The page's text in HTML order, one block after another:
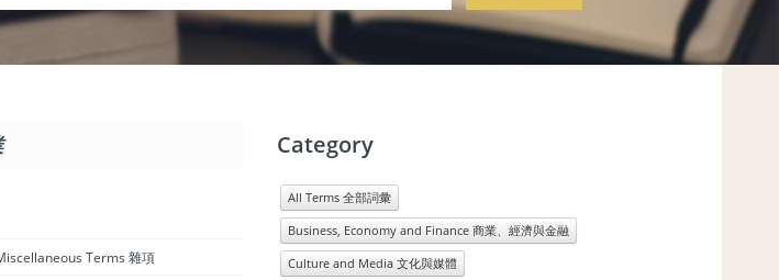
Terms 雜項
Category
All Terms 全部詞彙
Business, Economy and Finance 商業、經濟與金融
Culture and Media 文化與媒體